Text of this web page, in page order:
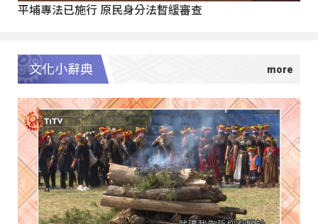
平埔專法已施行 原民身分法暫緩審查
文化小辭典